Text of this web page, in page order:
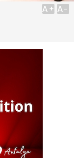
A+ A-